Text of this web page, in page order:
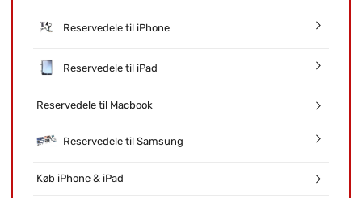
Reservedele til iPhone
Reservedele til iPad
Reservedele til Macbook
Reservedele til Samsung
Køb iPhone & iPad